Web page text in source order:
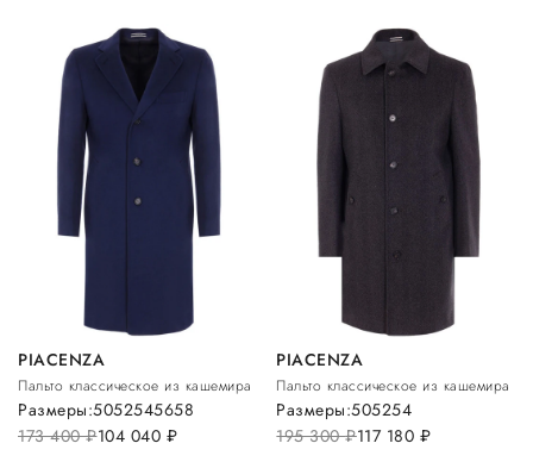
PIACENZA
Пальто классическое из кашемира
173 400руб.104 040 руб.
Размеры:5052545658
PIACENZA
Пальто классическое из кашемира
195 300руб.117 180 руб.
Размеры:505254